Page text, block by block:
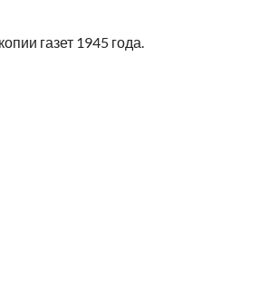
газет 1945 года.